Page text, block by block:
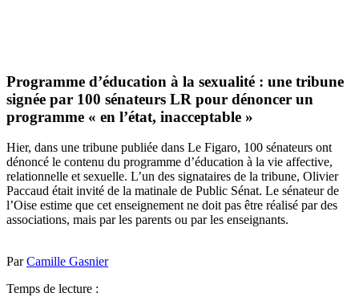
Programme d’éducation à la sexualité : une tribune
signée par 100 sénateurs LR pour dénoncer un
programme « en l’état, inacceptable »
Hier, dans une tribune publiée dans Le Figaro, 100 sénateurs ont
dénoncé le contenu du programme d’éducation à la vie affective,
relationnelle et sexuelle. L’un des signataires de la tribune, Olivier
Paccaud était invité de la matinale de Public Sénat. Le sénateur de
l’Oise estime que cet enseignement ne doit pas être réalisé par des
associations, mais par les parents ou par les enseignants.
ParCamille Gasnier
Temps de lecture :